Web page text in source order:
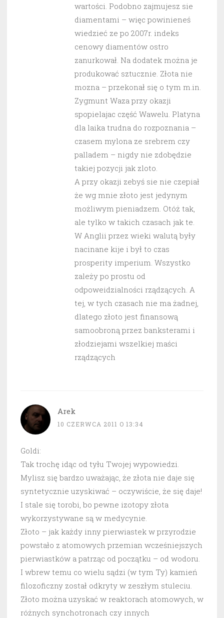
wartości. Podobno zajmujesz sie
diamentami – więc powinieneś
wiedzieć ze po 2007r. indeks
cenowy diamentów ostro
zanurkował. Na dodatek można je
produkować sztucznie. Złota nie
mozna – przekonał się o tym m.in.
Zygmunt Waza przy okazji
spopielajac część Wawelu. Platyna
dla laika trudna do rozpoznania –
czasem mylona ze srebrem czy
palladem – nigdy nie zdobędzie
takiej pozycji jak zloto.
A przy okazji zebyś sie nie czepiał
że wg mnie złoto jest jedynym
możliwym pieniadzem. Otóż tak,
ale tylko w takich czasach jak te.
W Anglii przez wieki walutą były
nacinane kije i był to czas
prosperity imperium. Wszystko
zależy po prostu od
odpoweidzialności rządzących. A
tej, w tych czasach nie ma żadnej,
dlatego złoto jest finansową
samoobroną przez banksterami i
złodziejami wszelkiej maści
rządzących
Arek
10 CZERWCA 2011 O 13:34
Goldi:
Tak trochę idąc od tyłu Twojej wypowiedzi.
Mylisz się bardzo uważając, że złota nie daje się
syntetycznie uzyskiwać – oczywiście, że się daje!
I stale się torobi, bo pewne izotopy złota
wykorzystywane są w medycynie.
Złoto – jak każdy inny pierwiastek w przyrodzie
powstało z atomowych przemian wcześniejszych
pierwiastków a patrząc od początku – od wodoru.
I wbrew temu co wielu sądzi (w tym Ty) kamień
filozoficzny został odkryty w zeszłym stuleciu.
Złoto można uzyskać w reaktorach atomowych, w
różnych synchotronach czy innych